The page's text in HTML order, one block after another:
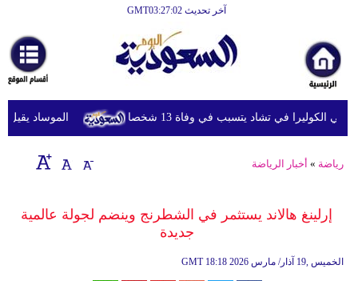
آخر تحديث GMT03:27:02
أخبارعاجلة
رياضة
ثقافة
إقتصاد
وموسيقى
الموساد يقيل الكوليرا في تشاد يتسبب في وفاة 13 شخصا
رياضة » أخبار الرياضة
إرلينغ هالاند يستثمر في الشطرنج وينضم لجولة عالمية
جديدة
GMT 18:18 2026 الخميس ,19 آذار/ مارس